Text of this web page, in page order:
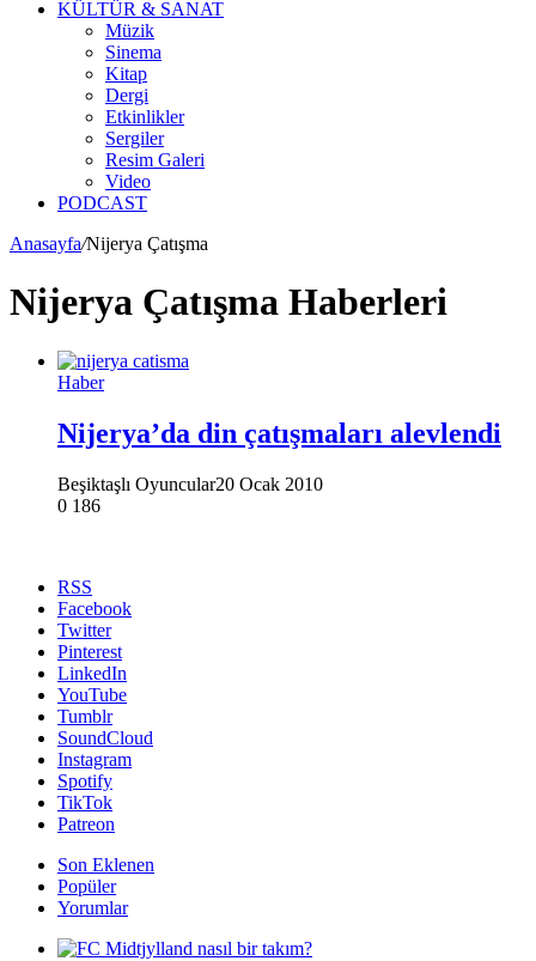
KÜLTÜR & SANAT
Müzik
Sinema
Kitap
Dergi
Etkinlikler
Sergiler
Resim Galeri
Video
PODCAST
Anasayfa/Nijerya Çatışma
Nijerya Çatışma Haberleri
Haber
Nijerya’da din çatışmaları alevlendi
Beşiktaşlı Oyuncular20 Ocak 2010
0 186
RSS
Facebook
Twitter
Pinterest
LinkedIn
YouTube
Tumblr
SoundCloud
Instagram
Spotify
TikTok
Patreon
Son Eklenen
Popüler
Yorumlar